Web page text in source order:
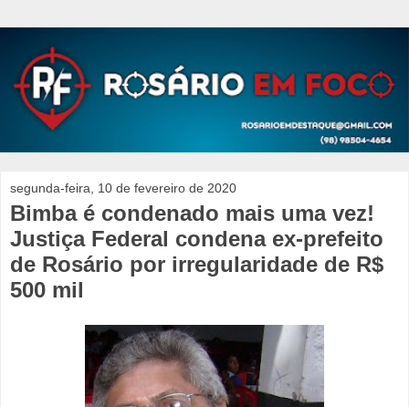
segunda-feira, 10 de fevereiro de 2020
Bimba é condenado mais uma vez!
Justiça Federal condena ex-prefeito
de Rosário por irregularidade de R$
500 mil